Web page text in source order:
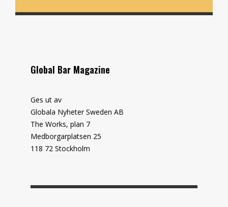
Global Bar Magazine
Ges ut av
Globala Nyheter Sweden AB
The Works, plan 7
Medborgarplatsen 25
118 72 Stockholm